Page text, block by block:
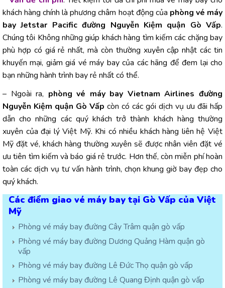
khách hàng chính là phương châm hoạt động của phòng vé máy
bay Jetstar Pacific đường Nguyễn Kiệm quận Gò Vấp.
Chúng tôi Không những giúp khách hàng tìm kiếm các chặng bay
phù hợp có giá rẻ nhất, mà còn thường xuyên cập nhật các tin
khuyến mại, giảm giá vé máy bay của các hãng để đem lại cho
bạn những hành trình bay rẻ nhất có thể.
– Ngoài ra, phòng vé máy bay Vietnam Airlines đường
Nguyễn Kiệm quận Gò Vấp còn có các gói dịch vụ ưu đãi hấp
dẫn cho những các quý khách trở thành khách hàng thường
xuyên của đại lý Việt Mỹ. Khi có nhiều khách hàng liên hệ Việt
Mỹ đặt vé, khách hàng thường xuyên sẽ được nhân viên đặt vé
ưu tiên tìm kiếm và báo giá rẻ trước. Hơn thế, còn miễn phí hoàn
toàn các dịch vụ tư vấn hành trình, chọn khung giờ bay đẹp cho
quý khách.
Các điểm giao vé máy bay tại Gò Vấp của Việt
Mỹ
Phòng vé máy bay đường Cây Trâm quận gò vấp
Phòng vé máy bay đường Dương Quảng Hàm quận gò
vấp
Phòng vé máy bay đường Lê Đức Thọ quận gò vấp
Phòng vé máy bay đường Lê Quang Định quận gò vấp